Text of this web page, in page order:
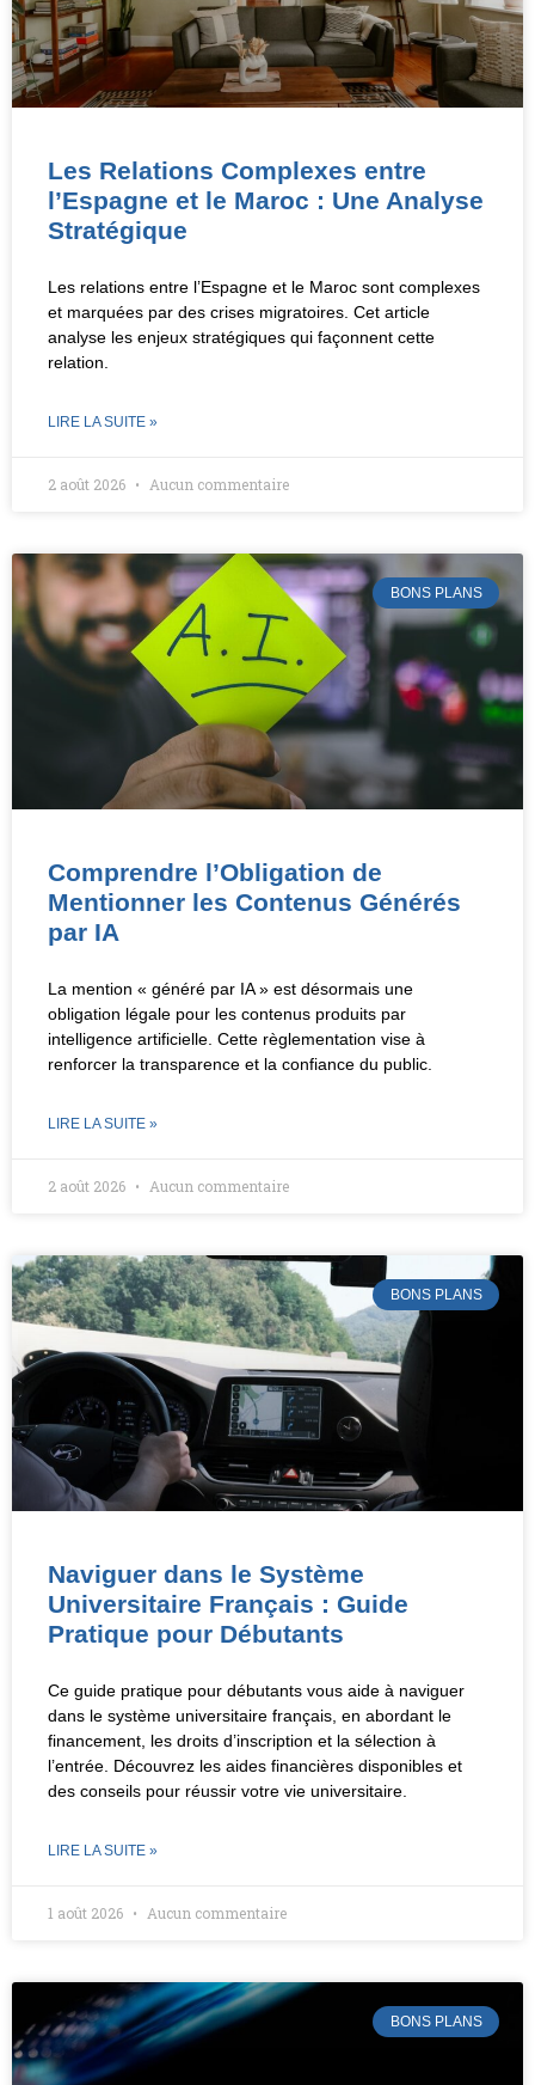
Les Relations Complexes entre
l’Espagne et le Maroc : Une Analyse
Stratégique
Les relations entre l’Espagne et le Maroc sont complexes
et marquées par des crises migratoires. Cet article
analyse les enjeux stratégiques qui façonnent cette
relation.
LIRE LA SUITE »
2 août 2026 Aucun commentaire
BONS PLANS
Comprendre l’Obligation de
Mentionner les Contenus Générés
par IA
La mention « généré par IA » est désormais une
obligation légale pour les contenus produits par
intelligence artificielle. Cette règlementation vise à
renforcer la transparence et la confiance du public.
LIRE LA SUITE »
2 août 2026 Aucun commentaire
BONS PLANS
Naviguer dans le Système
Universitaire Français : Guide
Pratique pour Débutants
Ce guide pratique pour débutants vous aide à naviguer
dans le système universitaire français, en abordant le
financement, les droits d’inscription et la sélection à
l’entrée. Découvrez les aides financières disponibles et
des conseils pour réussir votre vie universitaire.
LIRE LA SUITE »
1 août 2026 Aucun commentaire
BONS PLANS